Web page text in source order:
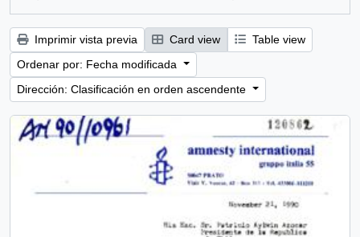
Imprimir vista previa Card view
Table view
Ordenar por: Fecha modificada
Dirección: Clasificación en orden ascendente